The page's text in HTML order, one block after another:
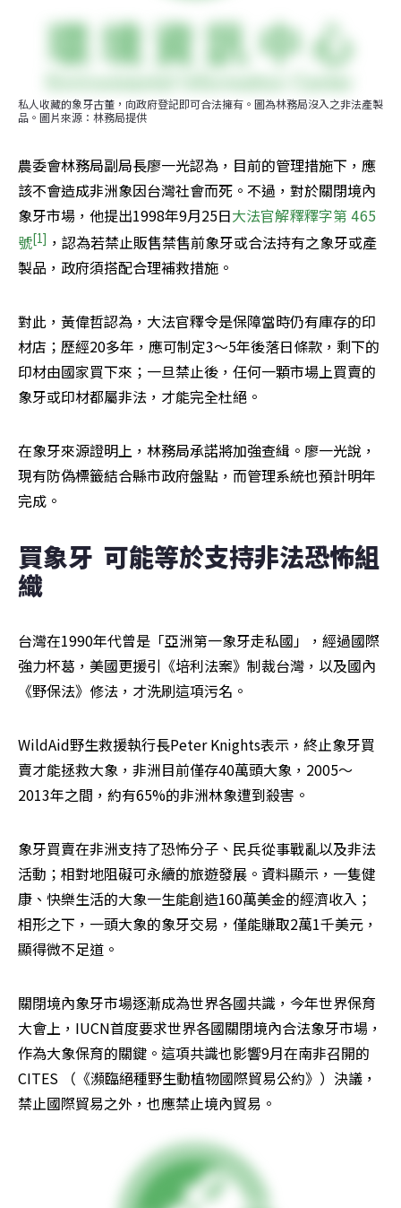
私人收藏的象牙古董，向政府登記即可合法擁有。圖為林務局沒入之非法產製
品。圖片來源：林務局提供
農委會林務局副局長廖一光認為，目前的管理措施下，應
該不會造成非洲象因台灣社會而死。不過，對於關閉境內
象牙市場，他提出1998年9月25日大法官解釋釋字第 465
號[1] ，認為若禁止販售禁售前象牙或合法持有之象牙或產
製品，政府須搭配合理補救措施。
對此，黃偉哲認為，大法官釋令是保障當時仍有庫存的印
材店；歷經20多年，應可制定3～5年後落日條款，剩下的
印材由國家買下來；一旦禁止後，任何一顆市場上買賣的
象牙或印材都屬非法，才能完全杜絕。
在象牙來源證明上，林務局承諾將加強查緝。廖一光說，
現有防偽標籤結合縣市政府盤點，而管理系統也預計明年
完成。
買象牙  可能等於支持非法恐怖組
織
台灣在1990年代曾是「亞洲第一象牙走私國」，經過國際
強力杯葛，美國更援引《培利法案》制裁台灣，以及國內
《野保法》修法，才洗刷這項污名。
WildAid野生救援執行長Peter Knights表示，終止象牙買
賣才能拯救大象，非洲目前僅存40萬頭大象，2005～
2013年之間，約有65%的非洲林象遭到殺害。
象牙買賣在非洲支持了恐怖分子、民兵從事戰亂以及非法
活動；相對地阻礙可永續的旅遊發展。資料顯示，一隻健
康、快樂生活的大象一生能創造160萬美金的經濟收入；
相形之下，一頭大象的象牙交易，僅能賺取2萬1千美元，
顯得微不足道。
關閉境內象牙市場逐漸成為世界各國共識，今年世界保育
大會上，IUCN首度要求世界各國關閉境內合法象牙市場，
作為大象保育的關鍵。這項共識也影響9月在南非召開的
CITES （《瀕臨絕種野生動植物國際貿易公約》）決議，
禁止國際貿易之外，也應禁止境內貿易。